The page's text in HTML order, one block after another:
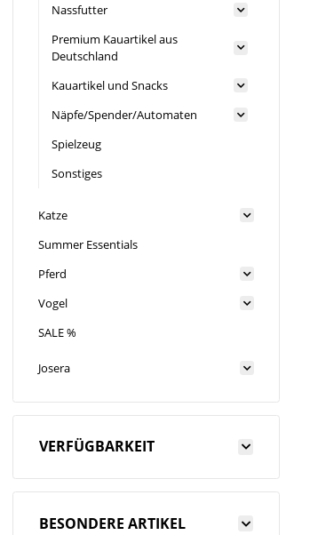
Nassfutter
Premium Kauartikel aus
Deutschland
Kauartikel und Snacks
Näpfe/Spender/Automaten
Spielzeug
Sonstiges
Katze
Summer Essentials
Pferd
Vogel
SALE %
Josera
VERFÜGBARKEIT
BESONDERE ARTIKEL